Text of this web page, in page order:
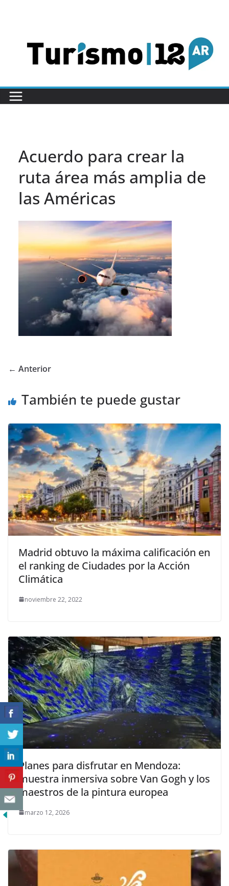
Acuerdo para crear la
ruta área más amplia de
las Américas
← Anterior
También te puede gustar
Madrid obtuvo la máxima calificación en
el ranking de Ciudades por la Acción
Climática
noviembre 22, 2022
Planes para disfrutar en Mendoza:
muestra inmersiva sobre Van Gogh y los
maestros de la pintura europea
marzo 12, 2026